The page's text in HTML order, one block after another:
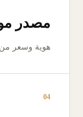
مصدر
هوية وسعر من Odoo15 وصور جديدة معتمدة للموقع.
04